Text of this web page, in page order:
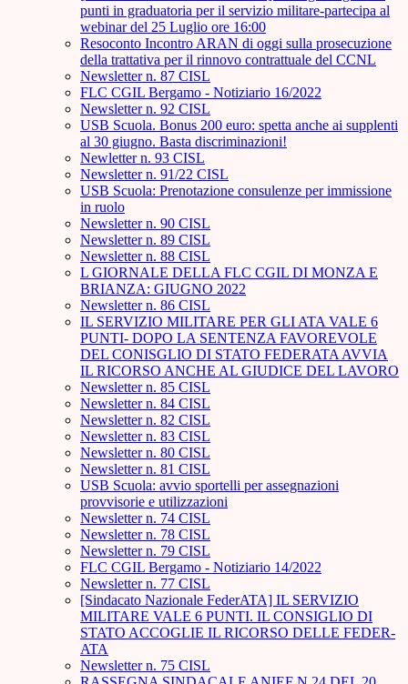
punti in graduatoria per il servizio militare-partecipa al
webinar del 25 Luglio ore 16:00
Resoconto Incontro ARAN di oggi sulla prosecuzione
della trattativa per il rinnovo contrattuale del CCNL
Newsletter n. 87 CISL
FLC CGIL Bergamo - Notiziario 16/2022
Newsletter n. 92 CISL
USB Scuola. Bonus 200 euro: spetta anche ai supplenti
al 30 giugno. Basta discriminazioni!
Newletter n. 93 CISL
Newsletter n. 91/22 CISL
USB Scuola: Prenotazione consulenze per immissione
in ruolo
Newsletter n. 90 CISL
Newsletter n. 89 CISL
Newsletter n. 88 CISL
L GIORNALE DELLA FLC CGIL DI MONZA E
BRIANZA: GIUGNO 2022
Newsletter n. 86 CISL
IL SERVIZIO MILITARE PER GLI ATA VALE 6
PUNTI- DOPO LA SENTENZA FAVOREVOLE
DEL CONISGLIO DI STATO FEDERATA AVVIA
IL RICORSO ANCHE AL GIUDICE DEL LAVORO
Newsletter n. 85 CISL
Newsletter n. 84 CISL
Newsletter n. 82 CISL
Newsletter n. 83 CISL
Newsletter n. 80 CISL
Newsletter n. 81 CISL
USB Scuola: avvio sportelli per assegnazioni
provvisorie e utilizzazioni
Newsletter n. 74 CISL
Newsletter n. 78 CISL
Newsletter n. 79 CISL
FLC CGIL Bergamo - Notiziario 14/2022
Newsletter n. 77 CISL
[Sindacato Nazionale FederATA] IL SERVIZIO
MILITARE VALE 6 PUNTI. IL CONSIGLIO DI
STATO ACCOGLIE IL RICORSO DELLE FEDER-
ATA
Newsletter n. 75 CISL